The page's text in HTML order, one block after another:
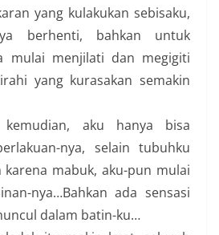
yang kulakukan sebisaku,
berhenti, bahkan untuk
mulai menjilati dan megigiti
yang kurasakan semakin
aku hanya bisa
nya, selain tubuhku
mabuk, aku-pun mulai
nya…Bahkan ada sensasi
dalam batin-ku…